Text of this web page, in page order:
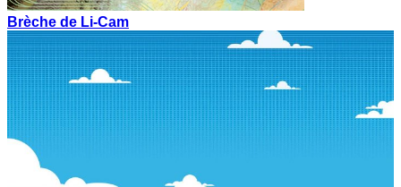
Brèche de Li-Cam